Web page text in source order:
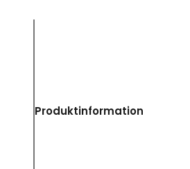
Produktinformation